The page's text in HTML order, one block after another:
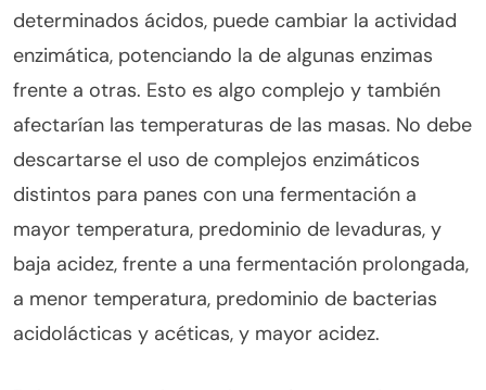
determinados ácidos, puede cambiar la actividad
enzimática, potenciando la de algunas enzimas
frente a otras. Esto es algo complejo y también
afectarían las temperaturas de las masas. No debe
descartarse el uso de complejos enzimáticos
distintos para panes con una fermentación a
mayor temperatura, predominio de levaduras, y
baja acidez, frente a una fermentación prolongada,
a menor temperatura, predominio de bacterias
acidolácticas y acéticas, y mayor acidez.